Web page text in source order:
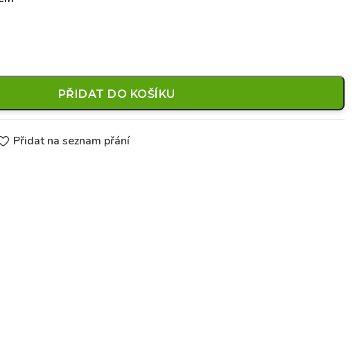
PŘIDAT DO KOŠÍKU
Přidat na seznam přání